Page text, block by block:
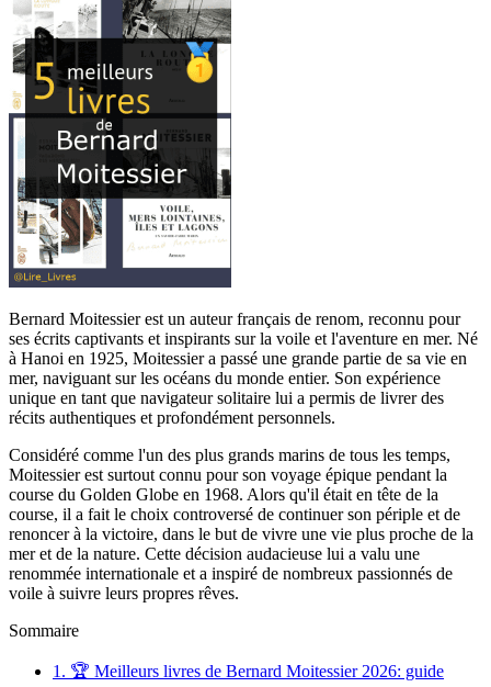
Bernard Moitessier est un auteur français de renom, reconnu pour
ses écrits captivants et inspirants sur la voile et l'aventure en mer. Né
à Hanoi en 1925, Moitessier a passé une grande partie de sa vie en
mer, naviguant sur les océans du monde entier. Son expérience
unique en tant que navigateur solitaire lui a permis de livrer des
récits authentiques et profondément personnels.
Considéré comme l'un des plus grands marins de tous les temps,
Moitessier est surtout connu pour son voyage épique pendant la
course du Golden Globe en 1968. Alors qu'il était en tête de la
course, il a fait le choix controversé de continuer son périple et de
renoncer à la victoire, dans le but de vivre une vie plus proche de la
mer et de la nature. Cette décision audacieuse lui a valu une
renommée internationale et a inspiré de nombreux passionnés de
voile à suivre leurs propres rêves.
Sommaire
1. 🏆 Meilleurs livres de Bernard Moitessier 2026: guide